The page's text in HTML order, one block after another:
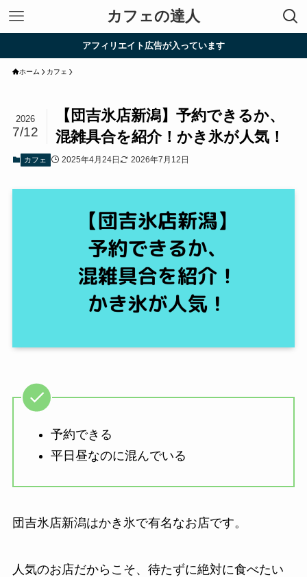
カフェの達人
アフィリエイト広告が入っています
ホーム カフェ
【団吉氷店新潟】予約できるか、
混雑具合を紹介！かき氷が人気！
2026
7/12
カフェ 2025年4月24日 2026年7月12日
予約できる
平日昼なのに混んでいる
団吉氷店新潟はかき氷で有名なお店です。
人気のお店だからこそ、待たずに絶対に食べたい